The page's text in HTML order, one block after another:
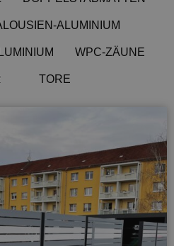
ALUMINIUM
WPC-ZÄUNE
TORE